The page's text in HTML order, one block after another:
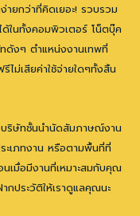
ายกว่าที่คิดเยอะ! รวบรวม
ในทั้งคอมพิวเตอร์ โน็ตบุ๊ค
ดังๆ ตำแหน่งงานเทพที่
ไม่เสียค่าใช้จ่ายใดๆทั้งสิ้น
ริษัทชั้นนำนัดสัมภาษณ์งาน
ะเภทงาน หรือตามพื้นที่ที่
เมื่อมีงานที่เหมาะสมกับคุณ
ประวัติให้เราดูแลคุณนะ